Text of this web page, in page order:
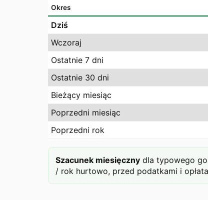
Okres
Dziś
Wczoraj
Ostatnie 7 dni
Ostatnie 30 dni
Bieżący miesiąc
Poprzedni miesiąc
Poprzedni rok
Szacunek miesięczny dla typowego
/ rok hurtowo, przed podatkami i